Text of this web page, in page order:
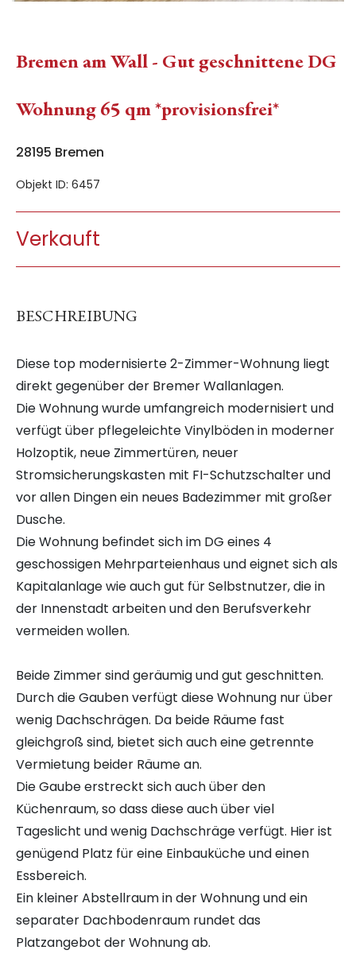
Bremen am Wall - Gut geschnittene DG
Wohnung 65 qm *provisionsfrei*
28195 Bremen
Objekt ID: 6457
Verkauft
BESCHREIBUNG
Diese top modernisierte 2-Zimmer-Wohnung liegt
direkt gegenüber der Bremer Wallanlagen.
Die Wohnung wurde umfangreich modernisiert und
verfügt über pflegeleichte Vinylböden in moderner
Holzoptik, neue Zimmertüren, neuer
Stromsicherungskasten mit FI-Schutzschalter und
vor allen Dingen ein neues Badezimmer mit großer
Dusche.
Die Wohnung befindet sich im DG eines 4
geschossigen Mehrparteienhaus und eignet sich als
Kapitalanlage wie auch gut für Selbstnutzer, die in
der Innenstadt arbeiten und den Berufsverkehr
vermeiden wollen.
Beide Zimmer sind geräumig und gut geschnitten.
Durch die Gauben verfügt diese Wohnung nur über
wenig Dachschrägen. Da beide Räume fast
gleichgroß sind, bietet sich auch eine getrennte
Vermietung beider Räume an.
Die Gaube erstreckt sich auch über den
Küchenraum, so dass diese auch über viel
Tageslicht und wenig Dachschräge verfügt. Hier ist
genügend Platz für eine Einbauküche und einen
Essbereich.
Ein kleiner Abstellraum in der Wohnung und ein
separater Dachbodenraum rundet das
Platzangebot der Wohnung ab.